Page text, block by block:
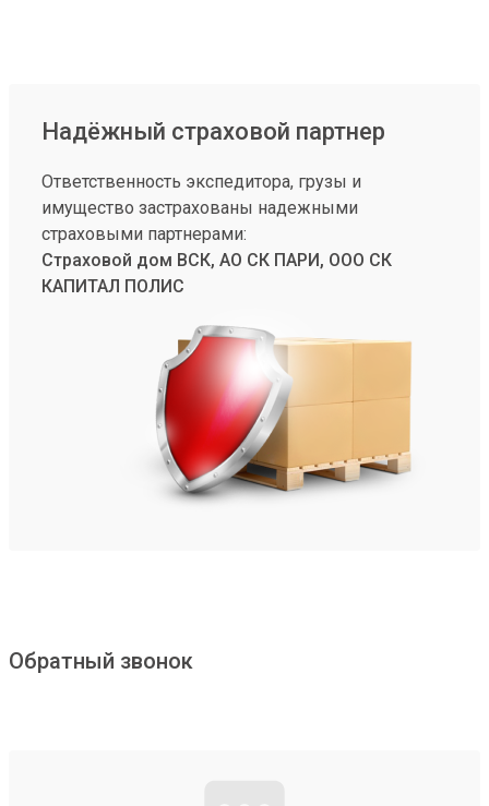
Надёжный страховой партнер
Ответственность экспедитора, грузы и
имущество застрахованы надежными
страховыми партнерами:
Страховой дом ВСК, АО СК ПАРИ, ООО СК
КАПИТАЛ ПОЛИС
Обратный звонок